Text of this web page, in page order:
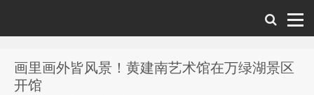
美术新闻网-中
画里画外皆风景！黄建南艺术馆在万绿湖景区
开馆